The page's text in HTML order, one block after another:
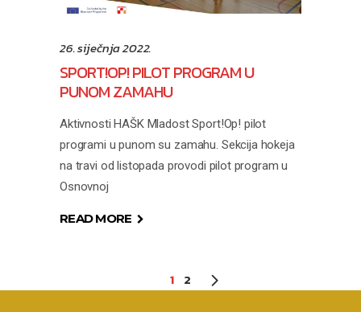
26. siječnja 2022.
SPORT!OP! PILOT PROGRAM U
PUNOM ZAMAHU
Aktivnosti HAŠK Mladost Sport!Op! pilot
programi u punom su zamahu. Sekcija hokeja
na travi od listopada provodi pilot program u
Osnovnoj
READ MORE
1 2